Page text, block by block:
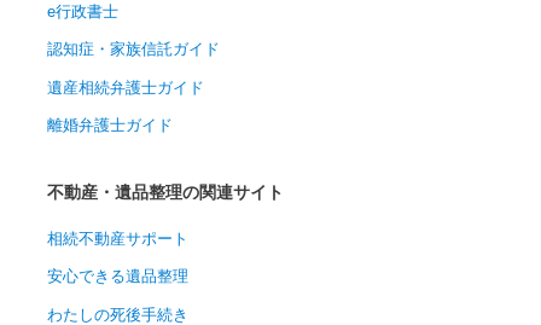
e行政書士
認知症・家族信託ガイド
遺産相続弁護士ガイド
離婚弁護士ガイド
不動産・遺品整理の関連サイト
相続不動産サポート
安心できる遺品整理
わたしの死後手続き